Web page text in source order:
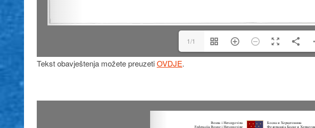
1/1
Tekst obavještenja možete preuzetiOVDJE.